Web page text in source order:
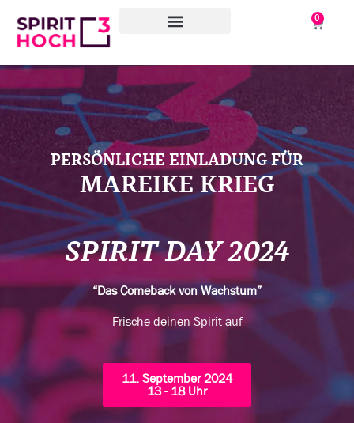
0
PERSÖNLICHE EINLADUNG FÜR
MAREIKE KRIEG
SPIRIT DAY 2024
“Das Comeback von Wachstum”
Frische deinen Spirit auf
11. September 2024
13 - 18 Uhr